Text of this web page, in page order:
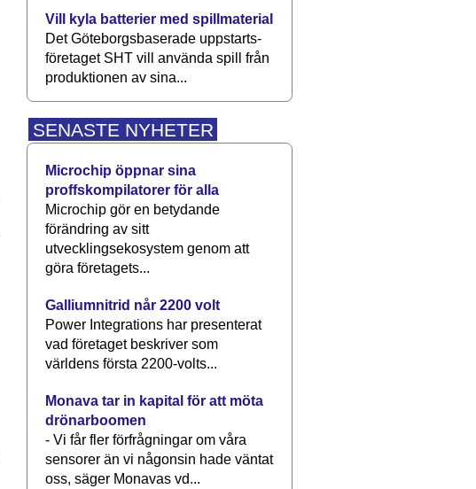
Vill kyla batterier med spillmaterial
Det Göteborgsbaserade upp­starts­
företaget SHT vill använda spill från
produktionen av sina...
SENASTE NYHETER
Microchip öppnar sina
proffskompilatorer för alla
Microchip gör en betydande
förändring av sitt
utvecklingsekosystem genom att
göra företagets...
Galliumnitrid når 2200 volt
Power Integrations har presenterat
vad företaget beskriver som
världens första 2200-volts...
Monava tar in kapital för att möta
drönarboomen
- Vi får fler förfrågningar om våra
sensorer än vi någonsin hade väntat
oss, säger Monavas vd...